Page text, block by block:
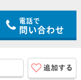
電話で
問い合わせ